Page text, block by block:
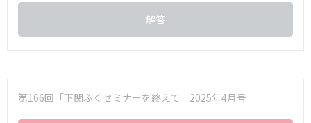
解答
第166回「下関ふくセミナーを終えて」2025年4月号